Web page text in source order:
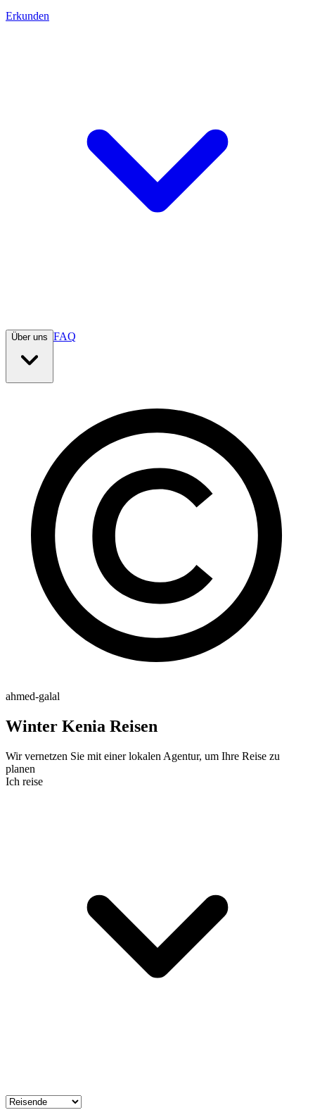
Erkunden
Über uns FAQ
ahmed-galal
Winter Kenia Reisen
Wir vernetzen Sie mit einer lokalen Agentur, um Ihre Reise zu
planen
Ich reise